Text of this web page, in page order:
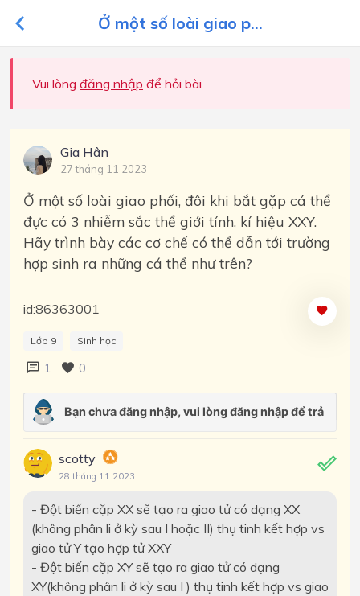
Ở một số loài giao p...
Vui lòng đăng nhập để hỏi bài
Gia Hân
27 tháng 11 2023
Ở một số loài giao phối, đôi khi bắt gặp cá thể
đực có 3 nhiễm sắc thể giới tính, kí hiệu XXY.
Hãy trình bày các cơ chế có thể dẫn tới trường
hợp sinh ra những cá thể như trên?
id:86363001
Lớp 9 Sinh học
1 0
scotty
28 tháng 11 2023
- Đột biến cặp XX sẽ tạo ra giao tử có dạng XX
(không phân li ở kỳ sau I hoặc II) thụ tinh kết hợp vs
giao tử Y tạo hợp tử XXY
- Đột biến cặp XY sẽ tạo ra giao tử có dạng
XY(không phân li ở kỳ sau I ) thụ tinh kết hợp vs giao